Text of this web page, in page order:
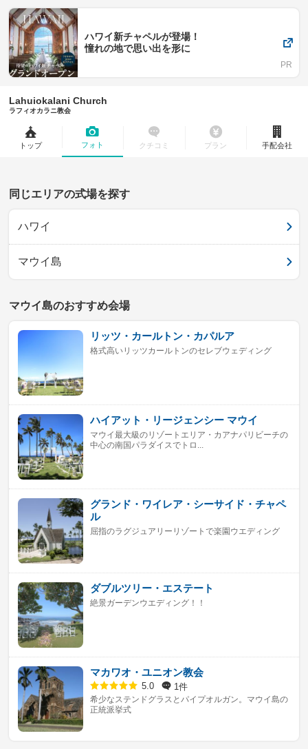
ハワイ新チャペルが登場！
憧れの地で思い出を形に
Lahuiokalani Church
ラフィオカラニ教会
トップ フォト クチコミ プラン 手配会社
同じエリアの式場を探す
ハワイ
マウイ島
マウイ島のおすすめ会場
リッツ・カールトン・カパルア
格式高いリッツカールトンのセレブウェディング
ハイアット・リージェンシー マウイ
マウイ最大級のリゾートエリア・カアナパリビーチの
中心の南国パラダイスでトロ...
グランド・ワイレア・シーサイド・チャペ
ル
屈指のラグジュアリーリゾートで楽園ウエディング
ダブルツリー・エステート
絶景ガーデンウエディング！！
マカワオ・ユニオン教会
5.0 1件
希少なステンドグラスとパイプオルガン。マウイ島の
正統派挙式